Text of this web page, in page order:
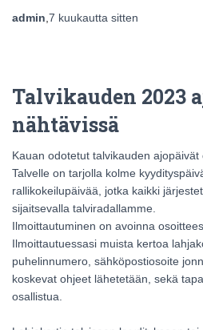
admin 7 kuukautta sitten
Talvikauden 2023
nähtävissä
Kauan odotetut talvikauden ajopäivät
Talvelle on tarjolla kolme
rallikokeilupäivää, jotka kaikki
sijaitsevalla talviradallamme.
Ilmoittautuminen on avoinna
Ilmoittautuessasi muista kertoa
puhelinnumero, sähköpostiosoite
koskevat ohjeet lähetetään, sekä
osallistua.